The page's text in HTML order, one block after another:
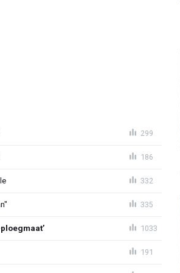
299
186
332
335
1033
191